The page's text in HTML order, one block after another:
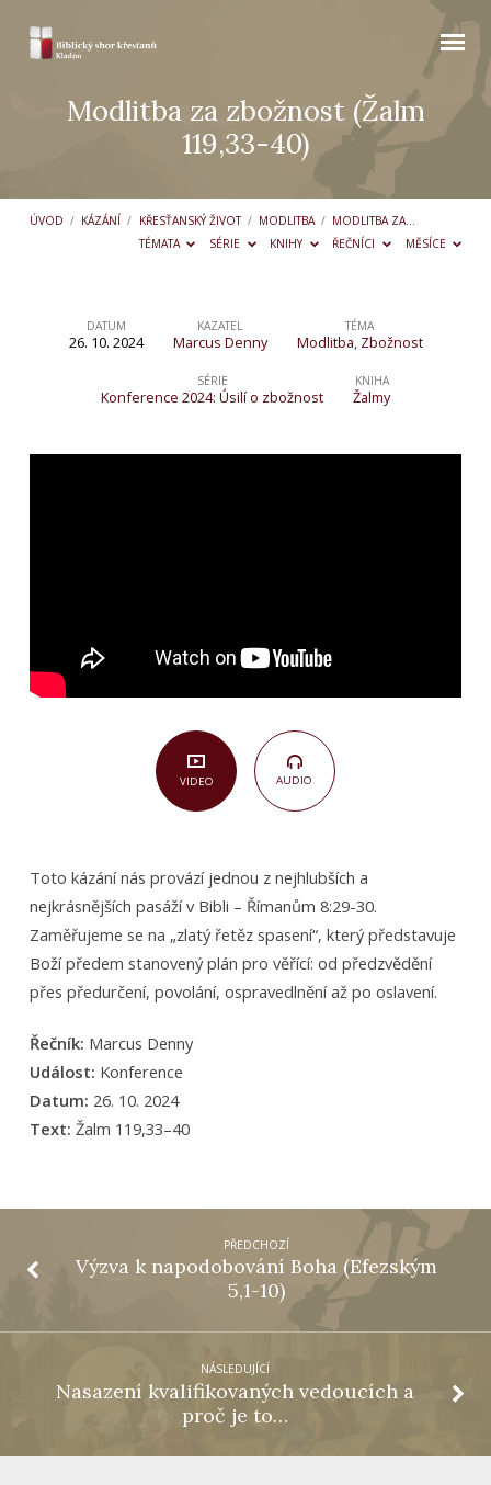
Modlitba za zbožnost (Žalm
119,33-40)
ÚVOD / KÁZÁNÍ / KŘESŤANSKÝ ŽIVOT / MODLITBA / MODLITBA ZA…
TÉMATA
SÉRIE KNIHY ŘEČNÍCI MĚSÍCE
Modlitba
(Žalm
DATUM
26. 10. 2024
KAZATEL
Marcus Denny
TÉMA
Modlitba, Zbožnost
SÉRIE
Konference 2024: Úsilí o zbožnost
KNIHA
Žalmy
VIDEO AUDIO
Toto kázání nás provází jednou z nejhlubších a
nejkrásnějších pasáží v Bibli – Římanům 8:29-30.
Zaměřujeme se na „zlatý řetěz spasení“, který představuje
Boží předem stanovený plán pro věřící: od předzvědění
přes předurčení, povolání, ospravedlnění až po oslavení.
Řečník: Marcus Denny
Událost: Konference
Datum: 26. 10. 2024
Text: Žalm 119,33–40
PŘEDCHOZÍ
Výzva k napodobování Boha (Efezským
5,1-10)
NÁSLEDUJÍCÍ
Nasazení kvalifikovaných vedoucích a
proč je to…